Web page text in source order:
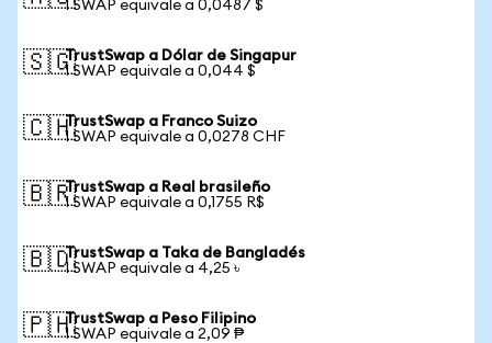
1 SWAP equivale a 0,0487 $
🇸🇬TrustSwap a Dólar de Singapur
1 SWAP equivale a 0,044 $
🇨🇭TrustSwap a Franco Suizo
1 SWAP equivale a 0,0278 CHF
🇧🇷TrustSwap a Real brasileño
1 SWAP equivale a 0,1755 R$
🇧🇩TrustSwap a Taka de Bangladés
1 SWAP equivale a 4,25 ৳
🇵🇭TrustSwap a Peso Filipino
1 SWAP equivale a 2,09 ₱